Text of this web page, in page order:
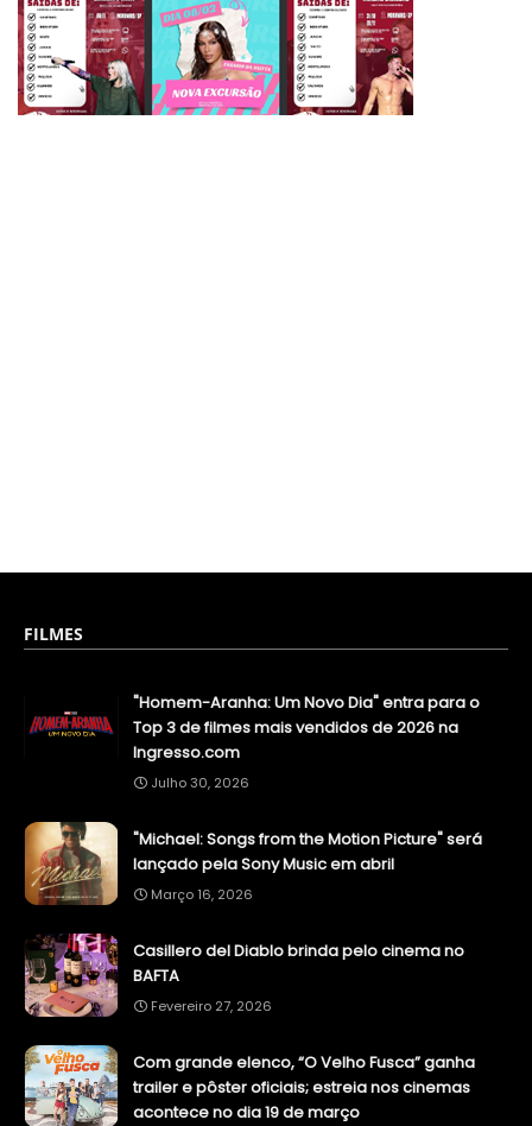
FILMES
"Homem-Aranha: Um Novo Dia" entra para o
Top 3 de filmes mais vendidos de 2026 na
Ingresso.com
Julho 30, 2026
"Michael: Songs from the Motion Picture" será
lançado pela Sony Music em abril
Março 16, 2026
Casillero del Diablo brinda pelo cinema no
BAFTA
Fevereiro 27, 2026
Com grande elenco, “O Velho Fusca” ganha
trailer e pôster oficiais; estreia nos cinemas
acontece no dia 19 de março